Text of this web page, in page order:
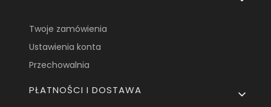
Twoje zamówienia
Ustawienia konta
Przechowalnia
PŁATNOŚCI I DOSTAWA